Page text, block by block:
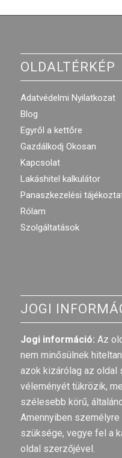
OLDALTÉRKÉP
Adatvédelmi Nyilatkozat
Blog
Egyről a kettőre
Gazdálkodj Okosan
Kapcsolat
Lakáshitel kalkulátor
Panaszkezelési
Rólam
Szolgáltatások
JOGI
Jogi információ: Az
nem minősülnek
azok kizárólag az oldal
véleményét tükrözik,
szélesebb körű,
Amennyiben
szüksége, vegye fel a
oldal szerzőjével.